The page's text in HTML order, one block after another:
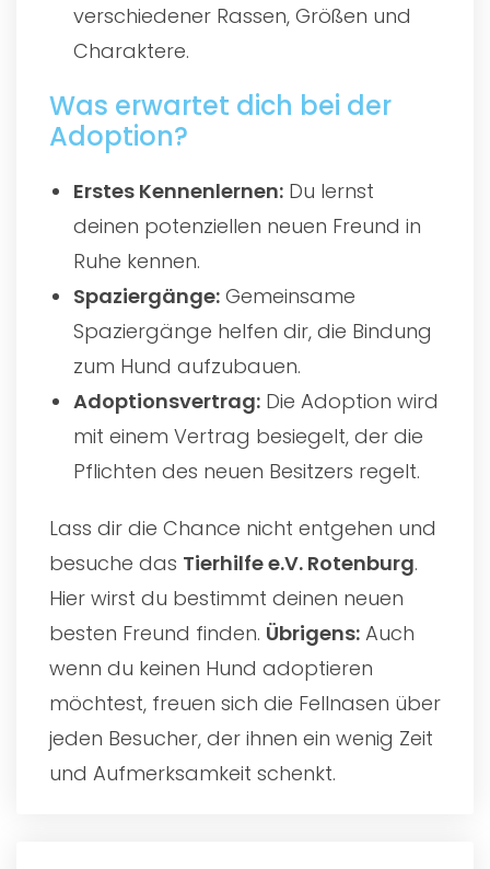
verschiedener Rassen, Größen und
Charaktere.
Was erwartet dich bei der
Adoption?
Erstes Kennenlernen: Du lernst
deinen potenziellen neuen Freund in
Ruhe kennen.
Spaziergänge: Gemeinsame
Spaziergänge helfen dir, die Bindung
zum Hund aufzubauen.
Adoptionsvertrag: Die Adoption wird
mit einem Vertrag besiegelt, der die
Pflichten des neuen Besitzers regelt.
Lass dir die Chance nicht entgehen und
besuche das Tierhilfe e.V. Rotenburg.
Hier wirst du bestimmt deinen neuen
besten Freund finden. Übrigens: Auch
wenn du keinen Hund adoptieren
möchtest, freuen sich die Fellnasen über
jeden Besucher, der ihnen ein wenig Zeit
und Aufmerksamkeit schenkt.